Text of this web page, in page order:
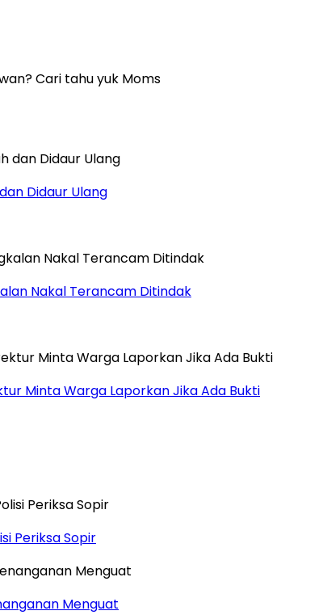
Cari tahu yuk Moms
Didaur Ulang
Nakal Terancam Ditindak
Minta Warga Laporkan Jika Ada Bukti
Periksa Sopir
Menguat